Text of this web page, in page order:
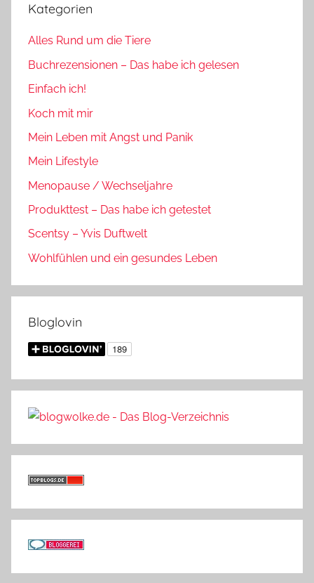
Kategorien
Alles Rund um die Tiere
Buchrezensionen – Das habe ich gelesen
Einfach ich!
Koch mit mir
Mein Leben mit Angst und Panik
Mein Lifestyle
Menopause / Wechseljahre
Produkttest – Das habe ich getestet
Scentsy – Yvis Duftwelt
Wohlfühlen und ein gesundes Leben
Bloglovin